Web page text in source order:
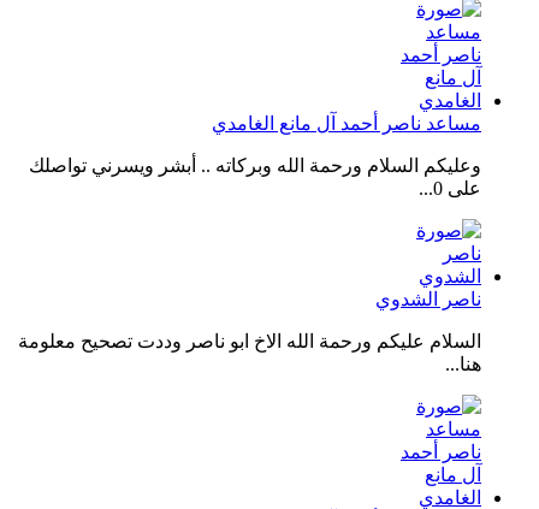
مساعد ناصر أحمد آل مانع الغامدي
وعليكم السلام ورحمة الله وبركاته .. أبشر ويسرني تواصلك
على 0...
ناصر الشدوي
السلام عليكم ورحمة الله الاخ ابو ناصر وددت تصحيح معلومة
هنا...